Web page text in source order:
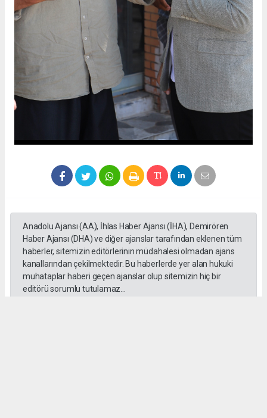
Anadolu Ajansı (AA), İhlas Haber Ajansı (İHA), Demirören
Haber Ajansı (DHA) ve diğer ajanslar tarafından eklenen tüm
haberler, sitemizin editörlerinin müdahalesi olmadan ajans
kanallarından çekilmektedir. Bu haberlerde yer alan hukuki
muhataplar haberi geçen ajanslar olup sitemizin hiç bir
editörü sorumlu tutulamaz...